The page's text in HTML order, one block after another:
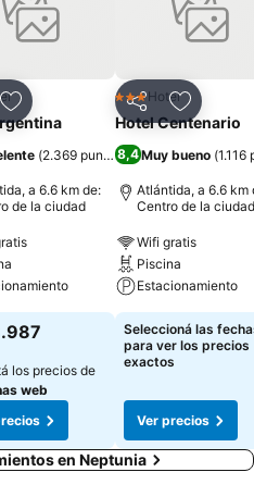
Añadir a favoritos
(2.369 puntuaciones)
a 6.6 km de:
de la ciudad
los precios de
web
CompartirAñadir
3 Estrellas
Hotel
Hotel Centenario
8,4Muy bueno (
Atlántida, a 6.6 km
Centro de la ciudad
Wifi gratis
Piscina
Estacionamiento
Seleccioná las
para ver los precios
exactos
Ver precios
en Neptunia